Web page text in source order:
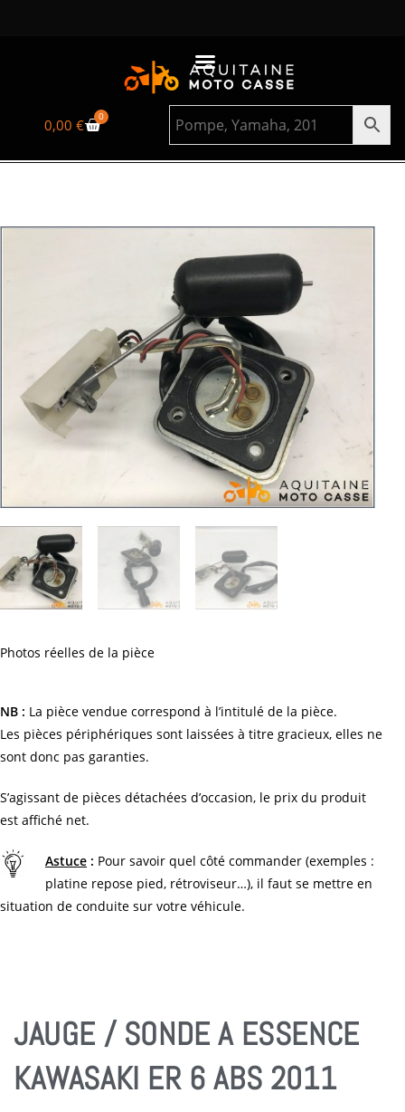
0,00€ 0
Photos réelles de la pièce
NB : La pièce vendue correspond à l’intitulé de la pièce.
Les pièces périphériques sont laissées à titre gracieux, elles ne
sont donc pas garanties.
S’agissant de pièces détachées d’occasion, le prix du produit
est affiché net.
Astuce : Pour savoir quel côté commander (exemples :
platine repose pied, rétroviseur…), il faut se mettre en
situation de conduite sur votre véhicule.
JAUGE / SONDE A ESSENCE
KAWASAKI ER 6 ABS 2011